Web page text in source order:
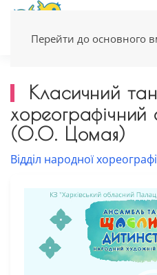
Перейти до основного
Класичний
хореографічний
(О.О. Цомая)
Відділ народної
Відеопрогравач